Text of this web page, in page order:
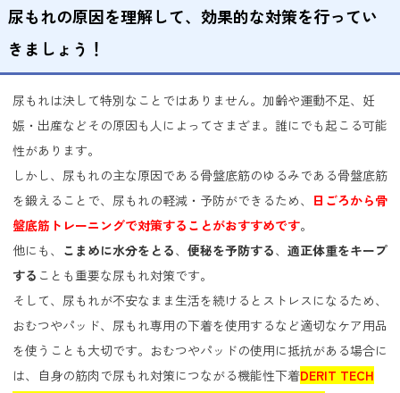
尿もれの原因を理解して、効果的な対策を行ってい
きましょう！
尿もれは決して特別なことではありません。加齢や運動不足、妊
娠・出産などその原因も人によってさまざま。誰にでも起こる可能
性があります。
しかし、尿もれの主な原因である骨盤底筋のゆるみである骨盤底筋
を鍛えることで、尿もれの軽減・予防ができるため、 日ごろから骨
盤底筋トレーニングで対策することがおすすめです。
他にも、 こまめに水分をとる、 便秘を予防する、 適正体重をキープ
する ことも重要な尿もれ対策です。
そして、尿もれが不安なまま生活を続けるとストレスになるため、
おむつやパッド、尿もれ専用の下着を使用するなど適切なケア用品
を使うことも大切です。おむつやパッドの使用に抵抗がある場合に
は、自身の筋肉で尿もれ対策につながる機能性下着DERIT TECH